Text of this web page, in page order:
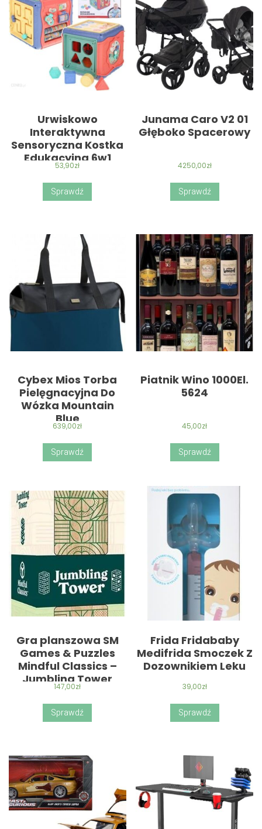
Urwiskowo
Interaktywna
Sensoryczna Kostka
Edukacyjna 6w1
53,90zł
Sprawdź
Junama Caro V2 01
Głęboko Spacerowy
4250,00zł
Sprawdź
Cybex Mios Torba
Pielęgnacyjna Do
Wózka Mountain
Blue
639,00zł
Sprawdź
Piatnik Wino 1000El.
5624
45,00zł
Sprawdź
Gra planszowa SM
Games & Puzzles
Mindful Classics –
Jumbling Tower
147,00zł
Sprawdź
Frida Fridababy
Medifrida Smoczek Z
Dozownikiem Leku
39,00zł
Sprawdź